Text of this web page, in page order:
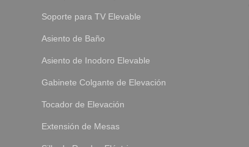
Soporte para TV Elevable
Asiento de Baño
Asiento de Inodoro Elevable
Gabinete Colgante de Elevación
Tocador de Elevación
Extensión de Mesas